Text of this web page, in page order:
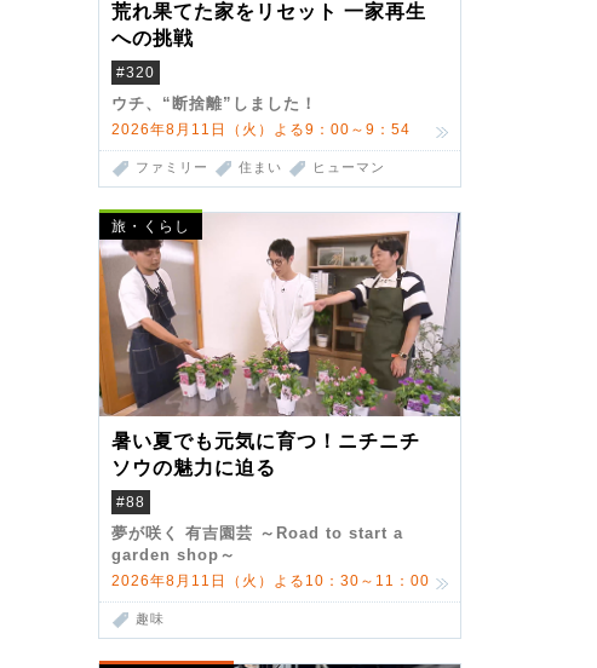
荒れ果てた家をリセット 一家再生
への挑戦
#320
ウチ、“断捨離”しました！
2026年8月11日（火）よる9：00～9：54
ファミリー 住まい ヒューマン
旅・くらし
暑い夏でも元気に育つ！ニチニチ
ソウの魅力に迫る
#88
夢が咲く 有吉園芸 ～Road to start a
garden shop～
2026年8月11日（火）よる10：30～11：00
趣味